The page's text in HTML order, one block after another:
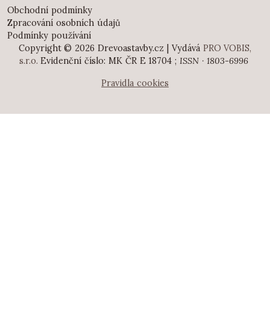
Obchodní podmínky
Zpracování osobních údajů
Podmínky používání
Copyright © 2026 Drevoastavby.cz | Vydává PRO VOBIS,
s.r.o. Evidenční číslo: MK ČR E 18704 ; ISSN · 1803-6996
Pravidla cookies